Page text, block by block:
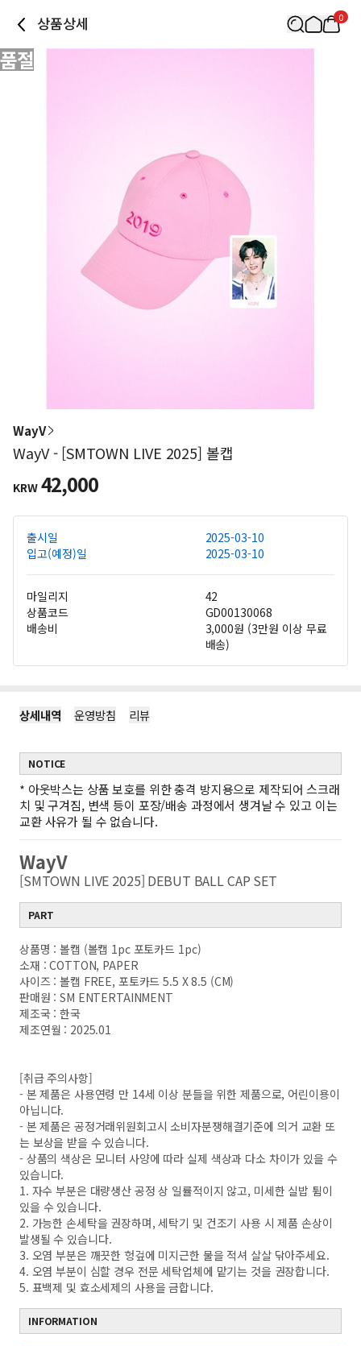
상품상세 0
품절
WayV
WayV - [SMTOWN LIVE 2025] 볼캡
KRW 42,000
출시일
2025-03-10
입고(예정)일
2025-03-10
마일리지
42
상품코드
GD00130068
배송비
3,000원 (3만원 이상 무료
배송)
상세내역 운영방침 리뷰
NOTICE
* 아웃박스는 상품 보호를 위한 충격 방지용으로 제작되어 스크래
치 및 구겨짐, 변색 등이 포장/배송 과정에서 생겨날 수 있고 이는
교환 사유가 될 수 없습니다.
WayV
[SMTOWN LIVE 2025] DEBUT BALL CAP SET
PART
상품명 : 볼캡 (볼캡 1pc 포토카드 1pc)
소재 : COTTON, PAPER
사이즈 : 볼캡 FREE, 포토카드 5.5 X 8.5 (CM)
판매원 : SM ENTERTAINMENT
제조국 : 한국
제조연월 : 2025.01
[취급 주의사항]
- 본 제품은 사용연령 만 14세 이상 분들을 위한 제품으로, 어린이용이
아닙니다.
- 본 제품은 공정거래위원회고시 소비자분쟁해결기준에 의거 교환 또
는 보상을 받을 수 있습니다.
- 상품의 색상은 모니터 사양에 따라 실제 색상과 다소 차이가 있을 수
있습니다.
1. 자수 부분은 대량생산 공정 상 일률적이지 않고, 미세한 실밥 튐이
있을 수 있습니다.
2. 가능한 손세탁을 권장하며, 세탁기 및 건조기 사용 시 제품 손상이
발생될 수 있습니다.
3. 오염 부분은 깨끗한 헝겊에 미지근한 물을 적셔 살살 닦아주세요.
4. 오염 부분이 심할 경우 전문 세탁업체에 맡기는 것을 권장합니다.
5. 표백제 및 효소세제의 사용을 금합니다.
INFORMATION